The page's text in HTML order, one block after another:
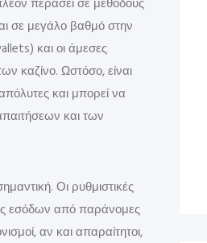
περάσει σε μεθόδους
σε μεγάλο βαθμό στην
και οι άμεσες
καζίνο. Ωστόσο, είναι
και μπορεί να
και των
Οι ρυθμιστικές
εσόδων από παράνομες
αν και απαραίτητοι,